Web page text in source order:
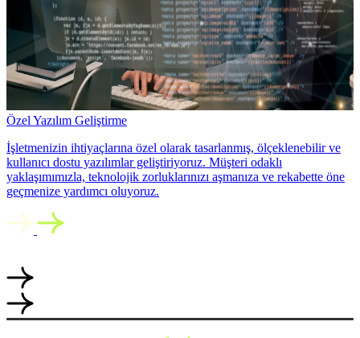
Özel Yazılım Geliştirme
İşletmenizin ihtiyaçlarına özel olarak tasarlanmış, ölçeklenebilir ve
kullanıcı dostu yazılımlar geliştiriyoruz. Müşteri odaklı
yaklaşımımızla, teknolojik zorluklarınızı aşmanıza ve rekabette öne
geçmenize yardımcı oluyoruz.